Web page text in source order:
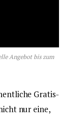
Angebot bis zum
Gratis-
nur eine,